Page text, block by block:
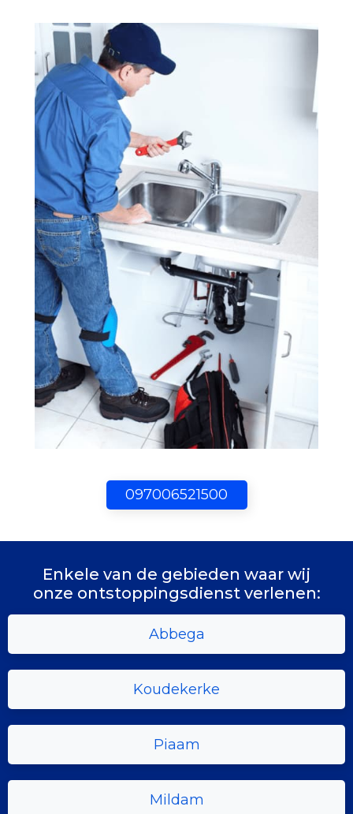
097006521500
Enkele van de gebieden waar wij
onze ontstoppingsdienst verlenen:
Abbega
Koudekerke
Piaam
Mildam